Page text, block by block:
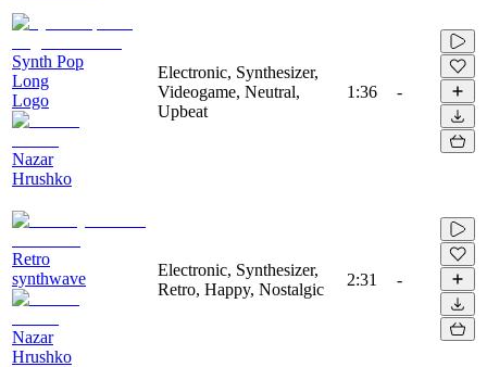
Synth Pop
Long
Logo
Nazar
Hrushko
Electronic, Synthesizer,
Videogame, Neutral,
Upbeat
1:36 -
Retro
synthwave
Nazar
Hrushko
Electronic, Synthesizer,
Retro, Happy, Nostalgic
2:31 -